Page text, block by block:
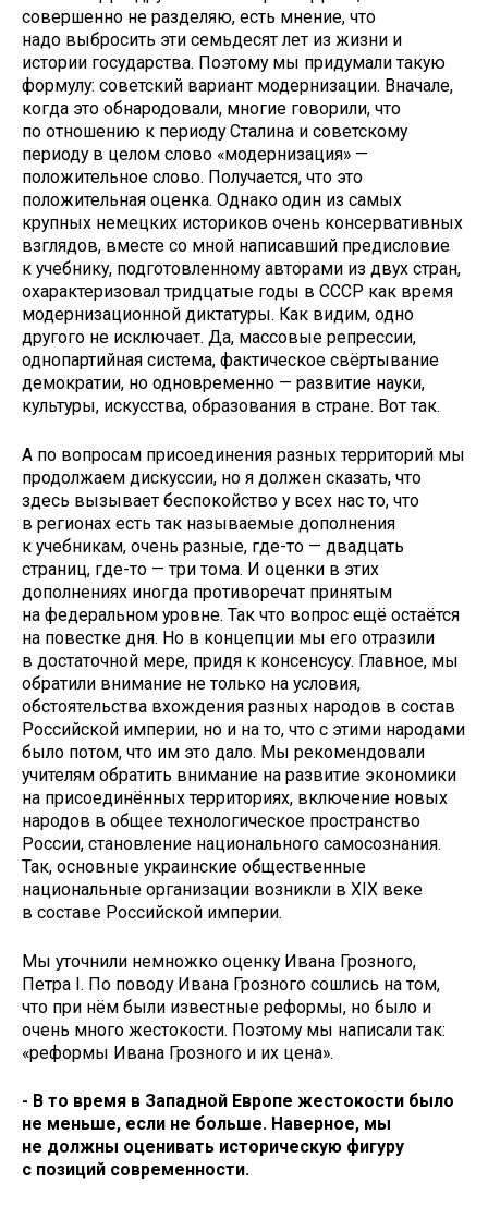
совершенно не разделяю, есть мнение, что
надо выбросить эти семьдесят лет из жизни и
истории государства. Поэтому мы придумали такую
формулу: советский вариант модернизации. Вначале,
когда это обнародовали, многие говорили, что
по отношению к периоду Сталина и советскому
периоду в целом слово «модернизация» —
положительное слово. Получается, что это
положительная оценка. Однако один из самых
крупных немецких историков очень консервативных
взглядов, вместе со мной написавший предисловие
к учебнику, подготовленному авторами из двух стран,
охарактеризовал тридцатые годы в СССР как время
модернизационной диктатуры. Как видим, одно
другого не исключает. Да, массовые репрессии,
однопартийная система, фактическое свёртывание
демократии, но одновременно — развитие науки,
культуры, искусства, образования в стране. Вот так.
А по вопросам присоединения разных территорий мы
продолжаем дискуссии, но я должен сказать, что
здесь вызывает беспокойство у всех нас то, что
в регионах есть так называемые дополнения
к учебникам, очень разные, где-то — двадцать
страниц, где-то — три тома. И оценки в этих
дополнениях иногда противоречат принятым
на федеральном уровне. Так что вопрос ещё остаётся
на повестке дня. Но в концепции мы его отразили
в достаточной мере, придя к консенсусу. Главное, мы
обратили внимание не только на условия,
обстоятельства вхождения разных народов в состав
Российской империи, но и на то, что с этими народами
было потом, что им это дало. Мы рекомендовали
учителям обратить внимание на развитие экономики
на присоединённых территориях, включение новых
народов в общее технологическое пространство
России, становление национального самосознания.
Так, основные украинские общественные
национальные организации возникли в XIX веке
в составе Российской империи.
Мы уточнили немножко оценку Ивана Грозного,
Петра I. По поводу Ивана Грозного сошлись на том,
что при нём были известные реформы, но было и
очень много жестокости. Поэтому мы написали так:
«реформы Ивана Грозного и их цена».
- В то время в Западной Европе жестокости было
не меньше, если не больше. Наверное, мы
не должны оценивать историческую фигуру
с позиций современности.